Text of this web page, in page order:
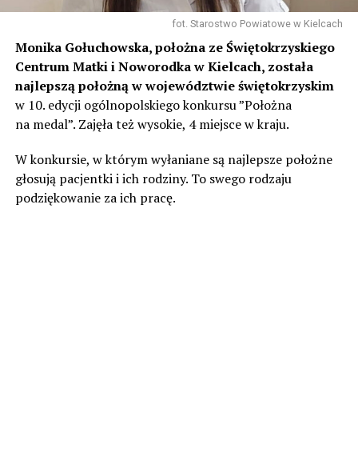
fot. Starostwo Powiatowe w Kielcach
Monika Gołuchowska, położna ze Świętokrzyskiego
Centrum Matki i Noworodka w Kielcach, została
najlepszą położną w województwie świętokrzyskim
w 10. edycji ogólnopolskiego konkursu ”Położna
na medal”. Zajęła też wysokie, 4 miejsce w kraju.
W konkursie, w którym wyłaniane są najlepsze położne
głosują pacjentki i ich rodziny. To swego rodzaju
podziękowanie za ich pracę.